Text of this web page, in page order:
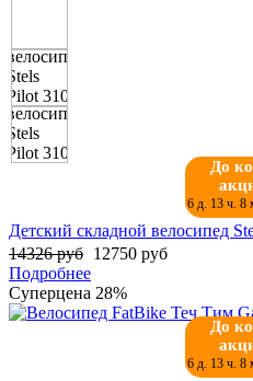
До
6 д. 13 ч. 8
Детский складной велосипед
14326 руб 12750 руб
Подробнее
Суперцена 28%
До
6 д. 13 ч. 8